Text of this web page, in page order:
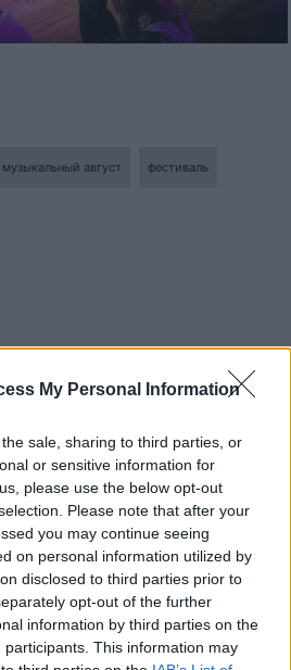
My Personal Information
sale, sharing to third parties, or
or sensitive information for
please use the below opt-out
Please note that after your
you may continue seeing
on personal information utilized by
disclosed to third parties prior to
opt-out of the further
information by third parties on the
participants. This information may
музыкальный август фестиваль